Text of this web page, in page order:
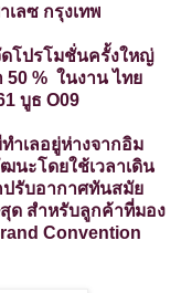
ลซ กรุงเทพ
โปรโมชั่นครั้งใหญ่
50 % ในงาน ไทย
บูธ O09
ำเลอยู่ห่างจากอิม
นะโดยใช้เวลาเดิน
ปรับอากาศทันสมัย
ด สำหรับลูกค้าที่มอง
Convention